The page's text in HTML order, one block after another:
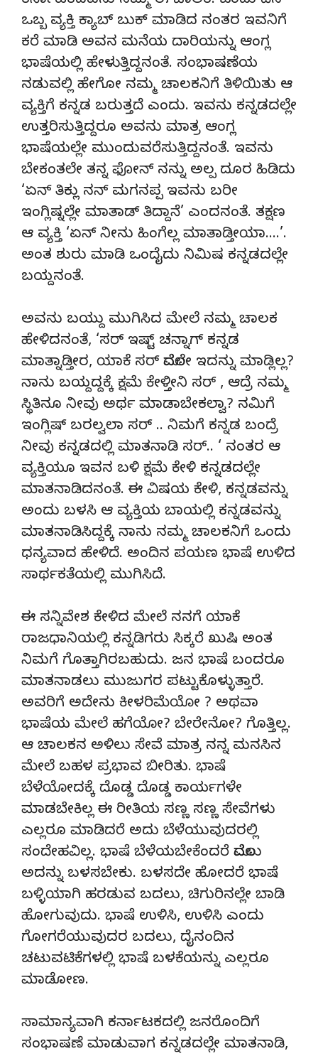
ಒಬ್ಬ ವ್ಯಕ್ತಿ ಕ್ಯಾಬ್ ಬುಕ್ ಮಾಡಿದ ನಂತರ ಇವನಿಗೆ
ಕರೆ ಮಾಡಿ ಅವನ ಮನೆಯ ದಾರಿಯನ್ನು ಆಂಗ್ಲ
ಭಾಷೆಯಲ್ಲಿ ಹೇಳುತ್ತಿದ್ದನಂತೆ. ಸಂಭಾಷಣೆಯ
ನಡುವಲ್ಲಿ ಹೇಗೋ ನಮ್ಮ ಚಾಲಕನಿಗೆ ತಿಳಿಯಿತು ಆ
ವ್ಯಕ್ತಿಗೆ ಕನ್ನಡ ಬರುತ್ತದೆ ಎಂದು. ಇವನು ಕನ್ನಡದಲ್ಲೇ
ಉತ್ತರಿಸುತ್ತಿದ್ದರೂ ಅವನು ಮಾತ್ರ ಆಂಗ್ಲ
ಭಾಷೆಯಲ್ಲೇ ಮುಂದುವರೆಸುತ್ತಿದ್ದನಂತೆ. ಇವನು
ಬೇಕಂತಲೇ ತನ್ನ ಫೋನ್ ನನ್ನು ಅಲ್ಪ ದೂರ ಹಿಡಿದು
‘ಏನ್ ತಿಕ್ಲು ನನ್ ಮಗನಪ್ಪ ಇವನು ಬರೀ
ಇಂಗ್ಲಿಷ್ನಲ್ಲೇ ಮಾತಾಡ್ ತಿದ್ದಾನೆ’ ಎಂದನಂತೆ. ತಕ್ಷಣ
ಆ ವ್ಯಕ್ತಿ ‘ಏನ್ ನೀನು ಹಿಂಗೆಲ್ಲ ಮಾತಾಡ್ತೀಯಾ….’.
ಅಂತ ಶುರು ಮಾಡಿ ಒಂದೈದು ನಿಮಿಷ ಕನ್ನಡದಲ್ಲೇ
ಬಯ್ದನಂತೆ.
ಅವನು ಬಯ್ದು ಮುಗಿಸಿದ ಮೇಲೆ ನಮ್ಮ ಚಾಲಕ
ಹೇಳಿದನಂತೆ, ‘ಸರ್ ಇಷ್ಟ್ ಚನ್ನಾಗ್ ಕನ್ನಡ
ಮಾತ್ನಾಡ್ತೀರ, ಯಾಕೆ ಸರ್ ಮೊದಲೇ ಇದನ್ನು ಮಾಡ್ಲಿಲ್ಲ?
ನಾನು ಬಯ್ದದ್ದಕ್ಕೆ ಕ್ಷಮೆ ಕೇಳ್ತೀನಿ ಸರ್ , ಆದ್ರೆ ನಮ್ಮ
ಸ್ಥಿತಿನೂ ನೀವು ಅರ್ಥ ಮಾಡಾಬೇಕಲ್ವಾ? ನಮಿಗೆ
ಇಂಗ್ಲಿಷ್ ಬರಲ್ವಲಾ ಸರ್ .. ನಿಮಗೆ ಕನ್ನಡ ಬಂದ್ರೆ
ನೀವು ಕನ್ನಡದಲ್ಲಿ ಮಾತನಾಡಿ ಸರ್.. ‘ ನಂತರ ಆ
ವ್ಯಕ್ತಿಯೂ ಇವನ ಬಳಿ ಕ್ಷಮೆ ಕೇಳಿ ಕನ್ನಡದಲ್ಲೇ
ಮಾತನಾಡಿದನಂತೆ. ಈ ವಿಷಯ ಕೇಳಿ, ಕನ್ನಡವನ್ನು
ಅಂದು ಬಳಸಿ ಆ ವ್ಯಕ್ತಿಯ ಬಾಯಲ್ಲಿ ಕನ್ನಡವನ್ನು
ಮಾತನಾಡಿಸಿದ್ದಕ್ಕೆ ನಾನು ನಮ್ಮ ಚಾಲಕನಿಗೆ ಒಂದು
ಧನ್ಯವಾದ ಹೇಳಿದೆ. ಅಂದಿನ ಪಯಣ ಭಾಷೆ ಉಳಿದ
ಸಾರ್ಥಕತೆಯಲ್ಲಿ ಮುಗಿಸಿದೆ.
ಈ ಸನ್ನಿವೇಶ ಕೇಳಿದ ಮೇಲೆ ನನಗೆ ಯಾಕೆ
ರಾಜಧಾನಿಯಲ್ಲಿ ಕನ್ನಡಿಗರು ಸಿಕ್ಕರೆ ಖುಷಿ ಅಂತ
ನಿಮಗೆ ಗೊತ್ತಾಗಿರಬಹುದು. ಜನ ಭಾಷೆ ಬಂದರೂ
ಮಾತನಾಡಲು ಮುಜುಗರ ಪಟ್ಟುಕೊಳ್ಳುತ್ತಾರೆ.
ಅವರಿಗೆ ಅದೇನು ಕೀಳರಿಮೆಯೋ ? ಅಥವಾ
ಭಾಷೆಯ ಮೇಲೆ ಹಗೆಯೋ? ಬೇರೇನೋ? ಗೊತ್ತಿಲ್ಲ.
ಆ ಚಾಲಕನ ಅಳಿಲು ಸೇವೆ ಮಾತ್ರ ನನ್ನ ಮನಸಿನ
ಮೇಲೆ ಬಹಳ ಪ್ರಭಾವ ಬೀರಿತು. ಭಾಷೆ
ಬೆಳೆಯೋದಕ್ಕೆ ದೊಡ್ಡ ದೊಡ್ಡ ಕಾರ್ಯಗಳೇ
ಮಾಡಬೇಕಿಲ್ಲ ಈ ರೀತಿಯ ಸಣ್ಣ ಸಣ್ಣ ಸೇವೆಗಳು
ಎಲ್ಲರೂ ಮಾಡಿದರೆ ಅದು ಬೆಳೆಯುವುದರಲ್ಲಿ
ಸಂದೇಹವಿಲ್ಲ. ಭಾಷೆ ಬೆಳೆಯಬೇಕೆಂದರೆ ಮೊದಲು
ಅದನ್ನು ಬಳಸಬೇಕು. ಬಳಸದೇ ಹೋದರೆ ಭಾಷೆ
ಬಳ್ಳಿಯಾಗಿ ಹರಡುವ ಬದಲು, ಚಿಗುರಿನಲ್ಲೇ ಬಾಡಿ
ಹೋಗುವುದು. ಭಾಷೆ ಉಳಿಸಿ, ಉಳಿಸಿ ಎಂದು
ಗೋಗರೆಯುವುದರ ಬದಲು, ದೈನಂದಿನ
ಚಟುವಟಿಕೆಗಳಲ್ಲಿ ಭಾಷೆ ಬಳಕೆಯನ್ನು ಎಲ್ಲರೂ
ಮಾಡೋಣ.
ಸಾಮಾನ್ಯವಾಗಿ ಕರ್ನಾಟಕದಲ್ಲಿ ಜನರೊಂದಿಗೆ
ಸಂಭಾಷಣೆ ಮಾಡುವಾಗ ಕನ್ನಡದಲ್ಲೇ ಮಾತನಾಡಿ,